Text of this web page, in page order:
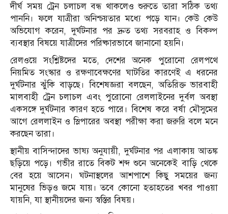
দীর্ঘ সময় ট্রেন চলাচল বন্ধ থাকলেও শুরুতে তারা সঠিক তথ্য
পাননি। ফলে যাত্রীরা অনিশ্চয়তার মধ্যে পড়ে যান। কেউ কেউ
অভিযোগ করেন, দুর্ঘটনার পর দ্রুত তথ্য সরবরাহ ও বিকল্প
ব্যবস্থার বিষয়ে যাত্রীদের পরিষ্কারভাবে জানানো হয়নি।
রেলওয়ে সংশ্লিষ্টদের মতে, দেশের অনেক পুরোনো রেলপথে
নিয়মিত সংস্কার ও রক্ষণাবেক্ষণের ঘাটতির কারণেই এ ধরনের
দুর্ঘটনার ঝুঁকি বাড়ছে। বিশেষজ্ঞরা বলছেন, অতিরিক্ত ভারবাহী
মালবাহী ট্রেন চলাচল এবং পুরোনো রেললাইনের দুর্বল অবস্থা
একসঙ্গে দুর্ঘটনার কারণ হতে পারে। বিশেষ করে বর্ষা মৌসুমের
আগে রেললাইন ও স্লিপারের অবস্থা পরীক্ষা করা জরুরি বলে মনে
করছেন তারা।
স্থানীয় বাসিন্দাদের ভাষ্য অনুযায়ী, দুর্ঘটনার পর এলাকায় আতঙ্ক
ছড়িয়ে পড়ে। গভীর রাতে বিকট শব্দ শুনে অনেকেই বাড়ি থেকে
বের হয়ে আসেন। ঘটনাস্থলের আশপাশে কিছু সময়ের জন্য
মানুষের ভিড়ও জমে যায়। তবে কোনো হতাহতের খবর পাওয়া
যায়নি, যা স্থানীয়দের জন্য স্বস্তির বিষয়।